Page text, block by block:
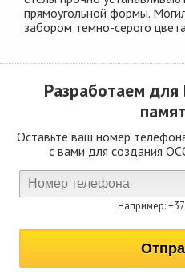
прямоугольной формы.
забором темно-серого
Разработаем для
Оставьте ваш номер
с вами для создания
Например: